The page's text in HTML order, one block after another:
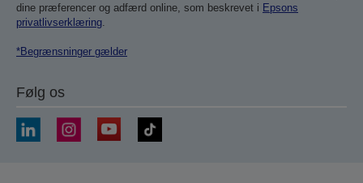
dine præferencer og adfærd online, som beskrevet i Epsons
privatlivserklæring.
*Begrænsninger gælder
Følg os